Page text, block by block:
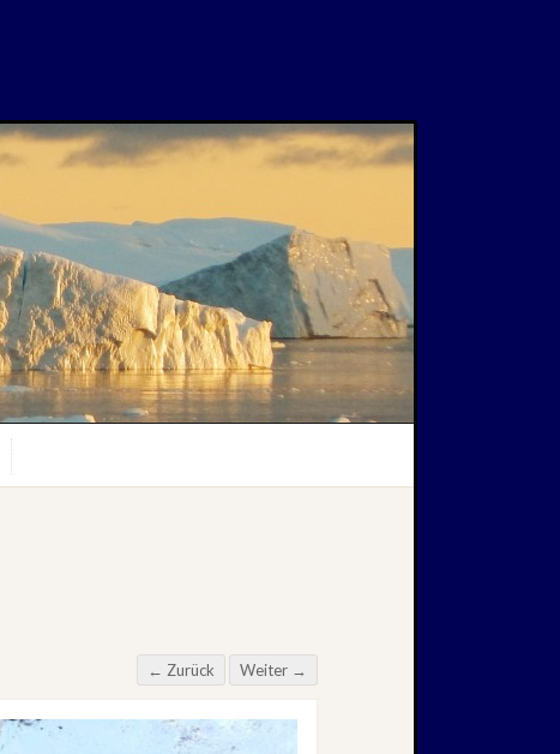
← Zurück Weiter →